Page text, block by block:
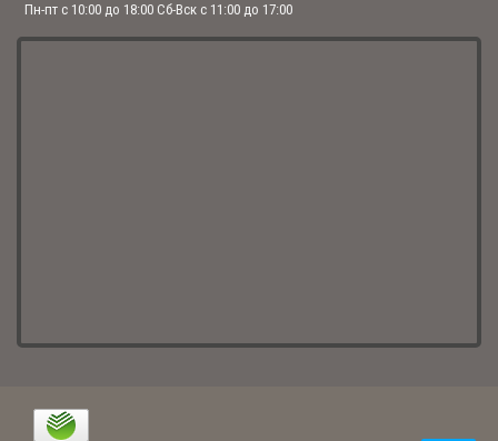
Пн-пт с 10:00 до 18:00 Сб-Вск с 11:00 до 17:00